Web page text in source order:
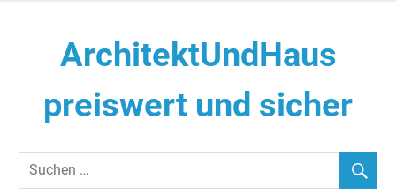
ArchitektUndHaus
preiswert und sicher